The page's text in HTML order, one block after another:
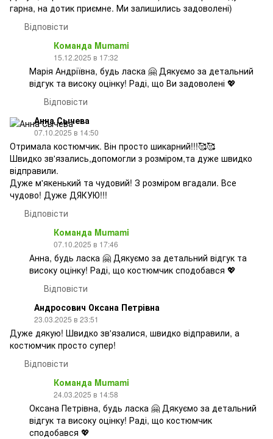
гарна, на дотик приємне. Ми залишились задоволені)
Відповісти
Команда Mumami
15.12.2025 в 17:32
Марія Андріївна, будь ласка 🤗 Дякуємо за детальний
відгук та високу оцінку! Раді, що Ви задоволені 💖
Відповісти
Анна Сычева
07.10.2025 в 14:50
Отримала костюмчик. Він просто шикарний!!!🥰🥰
Швидко зв'язались,допомогли з розміром,та дуже швидко
відправили.
Дуже м'якенький та чудовий! З розміром вгадали. Все
чудово! Дуже ДЯКУЮ!!!
Відповісти
Команда Mumami
07.10.2025 в 17:46
Анна, будь ласка 🤗 Дякуємо за детальний відгук та
високу оцінку! Раді, що костюмчик сподобався 💖
Відповісти
Андросович Оксана Петрівна
23.03.2025 в 23:51
Дуже дякую! Швидко зв'язалися, швидко відправили, а
костюмчик просто супер!
Відповісти
Команда Mumami
24.03.2025 в 14:58
Оксана Петрівна, будь ласка 🤗 Дякуємо за детальний
відгук та високу оцінку! Раді, що костюмчик
сподобався 💖